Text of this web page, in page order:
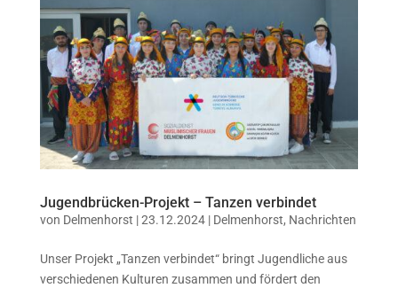
Jugendbrücken-Projekt – Tanzen verbindet
von Delmenhorst |23.12.2024| Delmenhorst, Nachrichten
Unser Projekt „Tanzen verbindet“ bringt Jugendliche aus
verschiedenen Kulturen zusammen und fördert den